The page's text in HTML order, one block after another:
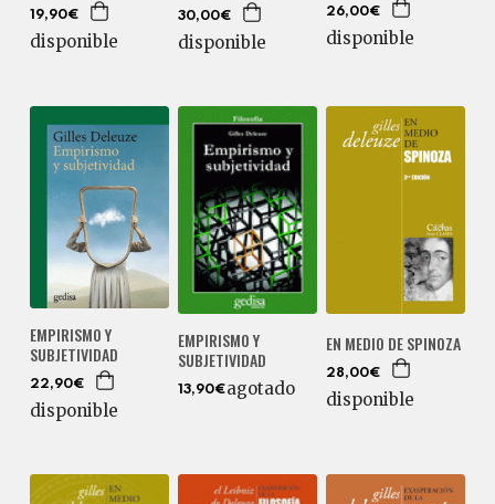
19,90€
disponible
30,00€
disponible
26,00€
disponible
EMPIRISMO Y
SUBJETIVIDAD
22,90€
disponible
EMPIRISMO Y
SUBJETIVIDAD
13,90€agotado
EN MEDIO DE SPINOZA
28,00€
disponible